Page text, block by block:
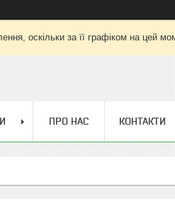
оскільки за її графіком на цей
ПРО НАС КОНТАКТИ